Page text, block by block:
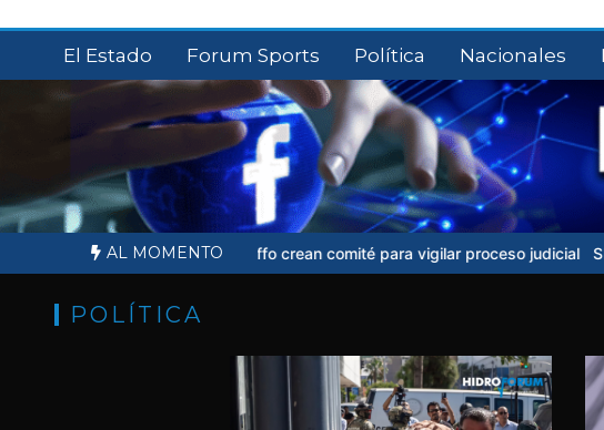
contenidoEl Estado Forum Sports Política Nacionales
AL MOMENTO
de Ernesto Ruffo crean comité para vigilar proceso judicial Sheinbaum no
POLÍTICA